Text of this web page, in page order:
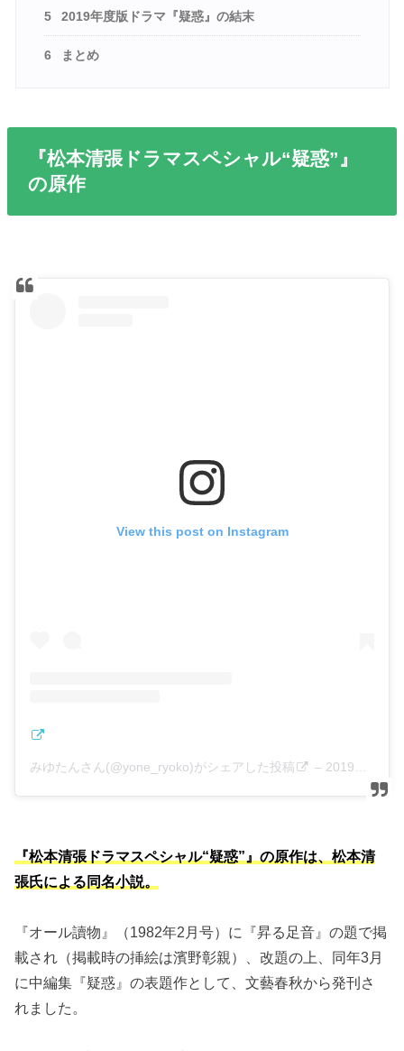
5 2019年度版ドラマ『疑惑』の結末
6 まとめ
『松本清張ドラマスペシャル“疑惑”』
の原作
View this post on Instagram
みゆたんさん(@yone_ryoko)がシェアした投稿 – 2019年 1月月2日午後10時46分PST
『松本清張ドラマスペシャル“疑惑”』の原作は、松本清
張氏による同名小説。
『オール讀物』（1982年2月号）に『昇る足音』の題で掲
載され（掲載時の挿絵は濱野彰親）、改題の上、同年3月
に中編集『疑惑』の表題作として、文藝春秋から発刊さ
れました。